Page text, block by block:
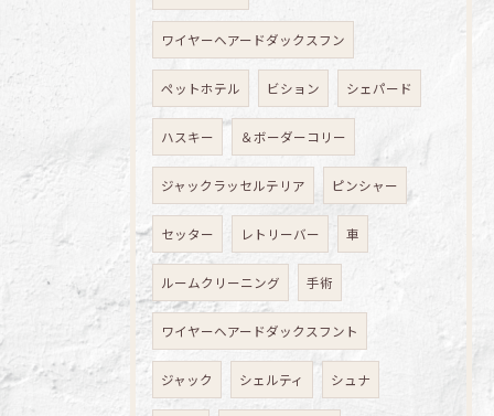
ワイヤーヘアードダックスフン
ペットホテル ビション シェパード
ハスキー ＆ボーダーコリー
ジャックラッセルテリア ピンシャー
セッター レトリーバー 車
ルームクリーニング 手術
ワイヤーヘアードダックスフント
ジャック シェルティ シュナ